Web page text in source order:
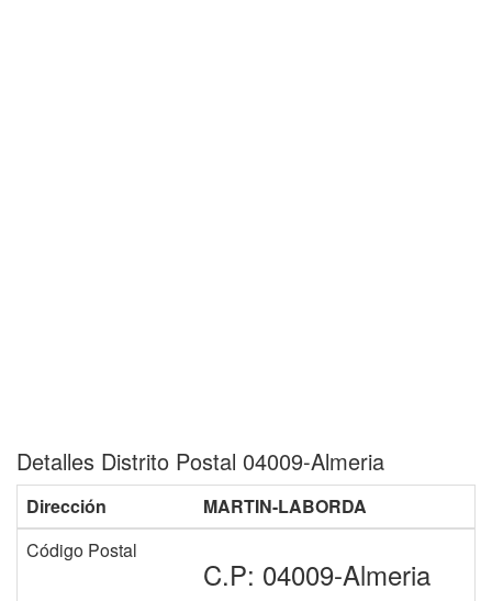
Detalles Distrito Postal 04009-Almeria
Dirección
MARTIN-LABORDA
Código Postal
C.P: 04009-Almeria